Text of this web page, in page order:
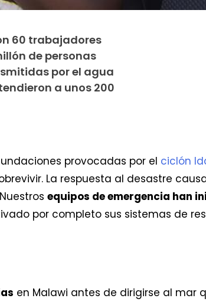
60 trabajadores
de personas
por el agua
a unos 200
provocadas por el ciclón
La respuesta al desastre
equipos de emergencia han
por completo sus sistemas de
en Malawi antes de dirigirse al mar